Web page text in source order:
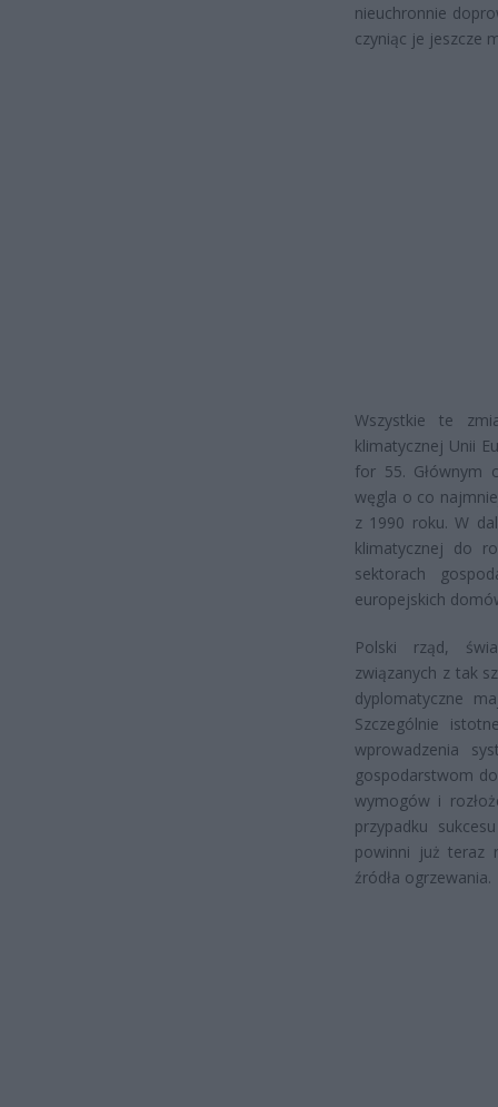
nieuchronnie
czyniąc je jeszcze
Wszystkie te
klimatycznej Unii
for 55. Głównym
węgla o co
z 1990 roku. W
klimatycznej do
sektorach
europejskich
Polski rząd,
związanych z tak
dyplomatyczne
Szczególnie
wprowadzenia
gospodarstwom
wymogów i
przypadku
powinni już teraz
źródła ogrzewania.